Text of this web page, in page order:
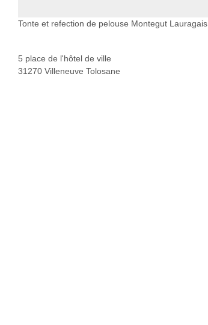
Tonte et refection de pelouse Montegut Lauragais
5 place de l'hôtel de ville
31270 Villeneuve Tolosane